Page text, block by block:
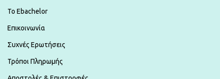
To Ebachelor
Επικοινωνία
Συχνές Ερωτήσεις
Τρόποι Πληρωμής